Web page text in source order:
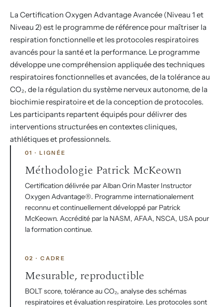
La Certification Oxygen Advantage Avancée (Niveau 1 et
Niveau 2) est le programme de référence pour maîtriser la
respiration fonctionnelle et les protocoles respiratoires
avancés pour la santé et la performance. Le programme
développe une compréhension appliquée des techniques
respiratoires fonctionnelles et avancées, de la tolérance au
CO₂, de la régulation du système nerveux autonome, de la
biochimie respiratoire et de la conception de protocoles.
Les participants repartent équipés pour délivrer des
interventions structurées en contextes cliniques,
athlétiques et professionnels.
01 · LIGNÉE
Méthodologie Patrick McKeown
Certification délivrée par Alban Orin Master Instructor
Oxygen Advantage®. Programme internationalement
reconnu et continuellement développé par Patrick
McKeown. Accrédité par la NASM, AFAA, NSCA, USA pour
la formation continue.
02 · CADRE
Mesurable, reproductible
BOLT score, tolérance au CO₂, analyse des schémas
respiratoires et évaluation respiratoire. Les protocoles sont